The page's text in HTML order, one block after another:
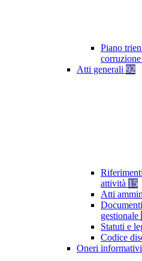
Piano
Atti generali 92
attività 15
Atti
gestionale
Statuti e
Codice
Oneri